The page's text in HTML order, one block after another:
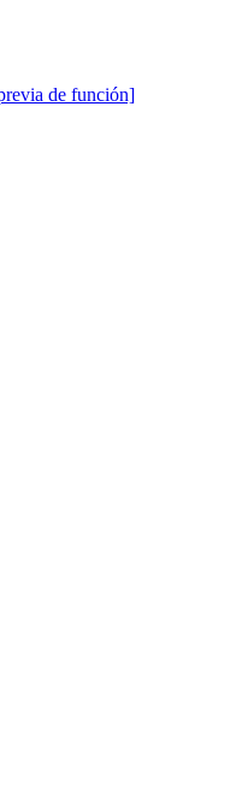
de función]